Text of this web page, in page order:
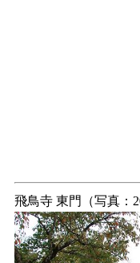
飛鳥寺 東門（写真：